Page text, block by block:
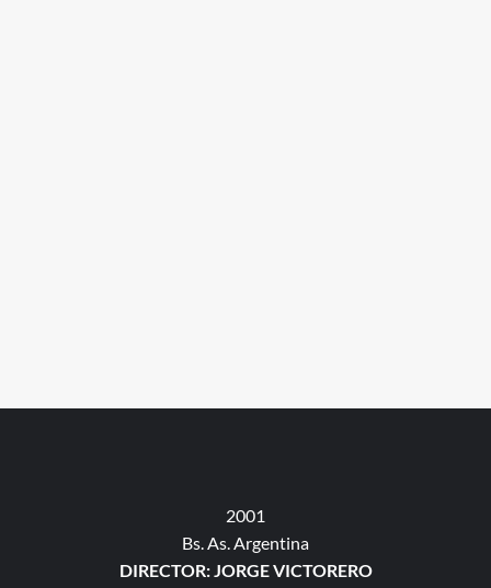
2001
Bs. As. Argentina
DIRECTOR: JORGE VICTORERO